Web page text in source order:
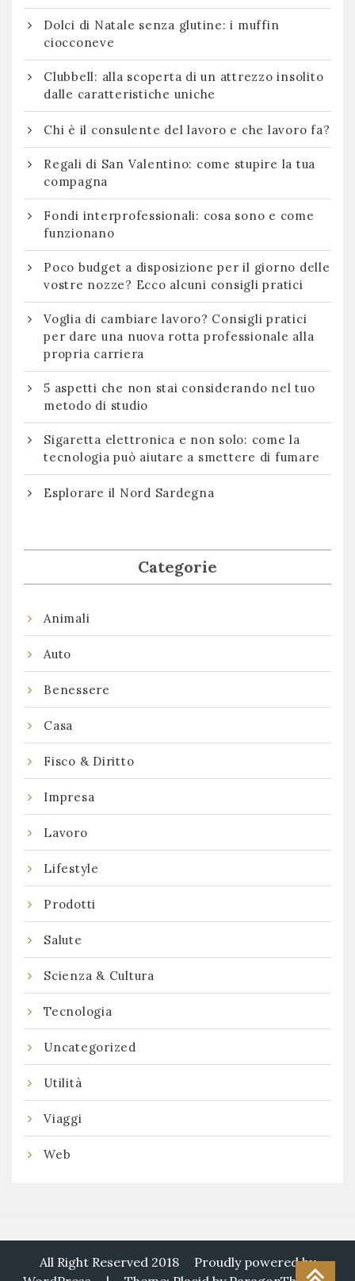
Dolci di Natale senza glutine: i muffin
ciocconeve
Clubbell: alla scoperta di un attrezzo insolito
dalle caratteristiche uniche
Chi è il consulente del lavoro e che lavoro fa?
Regali di San Valentino: come stupire la tua
compagna
Fondi interprofessionali: cosa sono e come
funzionano
Poco budget a disposizione per il giorno delle
vostre nozze? Ecco alcuni consigli pratici
Voglia di cambiare lavoro? Consigli pratici
per dare una nuova rotta professionale alla
propria carriera
5 aspetti che non stai considerando nel tuo
metodo di studio
Sigaretta elettronica e non solo: come la
tecnologia può aiutare a smettere di fumare
Esplorare il Nord Sardegna
Categorie
Animali
Auto
Benessere
Casa
Fisco & Diritto
Impresa
Lavoro
Lifestyle
Prodotti
Salute
Scienza & Cultura
Tecnologia
Uncategorized
Utilità
Viaggi
Web
All Right Reserved 2018
Proudly powered by